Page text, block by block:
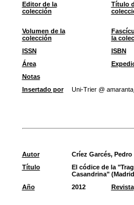
Editor de la
colección
Título
Volumen de la
colección
la
ISSN ISBN
Área
Notas
Insertado por
Uni-Trier @
Autor
Críez Garcés,
Título
El códice de la
Casandrina"
Año 2012 Revista